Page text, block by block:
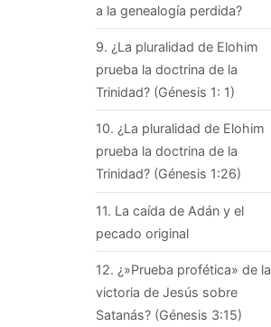
a la genealogía perdida?
9. ¿La pluralidad de Elohim
prueba la doctrina de la
Trinidad? (Génesis 1: 1)
10. ¿La pluralidad de Elohim
prueba la doctrina de la
Trinidad? (Génesis 1:26)
11. La caída de Adán y el
pecado original
12. ¿»Prueba profética» de la
victoria de Jesús sobre
Satanás? (Génesis 3:15)